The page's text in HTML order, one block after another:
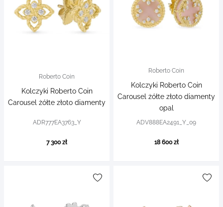
Roberto Coin
Kolczyki Roberto Coin
Carousel żółte złoto diamenty
ADR777EA3763_Y
7 300 zł
Roberto Coin
Kolczyki Roberto Coin
Carousel żółte złoto diamenty
opal
ADV888EA2491_Y_09
18 600 zł